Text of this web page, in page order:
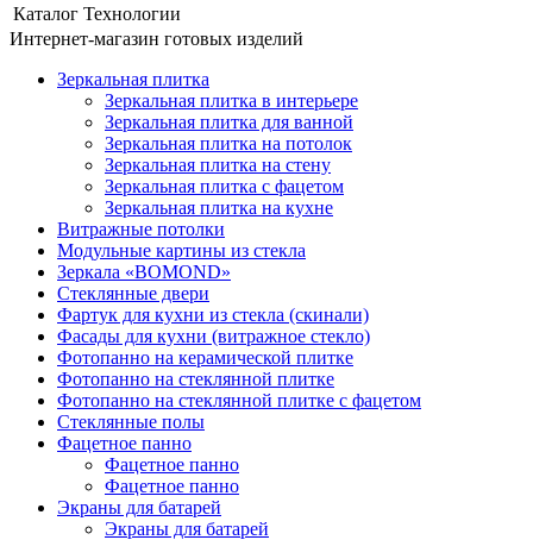
Каталог Технологии
Интернет-магазин готовых изделий
Зеркальная плитка
Зеркальная плитка в интерьере
Зеркальная плитка для ванной
Зеркальная плитка на потолок
Зеркальная плитка на стену
Зеркальная плитка с фацетом
Зеркальная плитка на кухне
Витражные потолки
Модульные картины из стекла
Зеркала «BOMOND»
Стеклянные двери
Фартук для кухни из стекла (скинали)
Фасады для кухни (витражное стекло)
Фотопанно на керамической плитке
Фотопанно на стеклянной плитке
Фотопанно на стеклянной плитке с фацетом
Стеклянные полы
Фацетное панно
Фацетное панно
Фацетное панно
Экраны для батарей
Экраны для батарей